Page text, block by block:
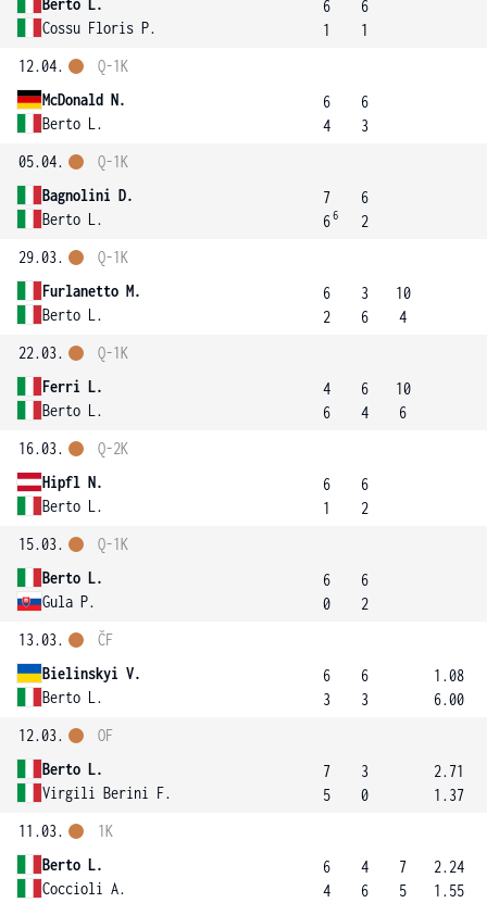
Cossu Floris P.
6
1
6
1
12.04.
McDonald N.
Berto L.
Q-1K
6
4
6
3
05.04.
Bagnolini D.
Berto L.
Q-1K
7
66
6
2
29.03.
Furlanetto M.
Berto L.
Q-1K
6
2
3
6
10
4
22.03.
Ferri L.
Berto L.
Q-1K
4
6
6
4
10
6
16.03.
Hipfl N.
Berto L.
Q-2K
6
1
6
2
15.03.
Berto L.
Gula P.
Q-1K
6
0
6
2
13.03.
Bielinskyi V.
Berto L.
ČF
6
3
6
3
1.08
6.00
12.03.
Berto L.
Virgili Berini F.
OF
7
5
3
0
2.71
1.37
11.03.
Berto L.
Coccioli A.
1K
6
4
4
6
7
5
2.24
1.55